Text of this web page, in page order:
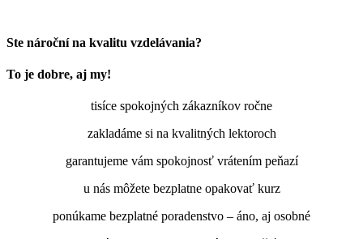
Ste nároční na kvalitu vzdelávania?
To je dobre, aj my!
tisíce spokojných zákazníkov ročne
zakladáme si na kvalitných lektoroch
garantujeme vám spokojnosť vrátením peňazí
u nás môžete bezplatne opakovať kurz
ponúkame bezplatné poradenstvo – áno, aj osobné